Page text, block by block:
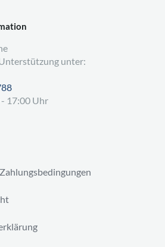
unter:
17:00 Uhr